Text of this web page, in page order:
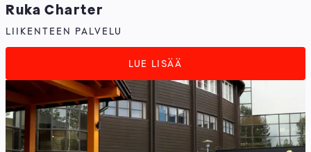
Ruka Charter
LIIKENTEEN PALVELU
LUE LISÄÄ